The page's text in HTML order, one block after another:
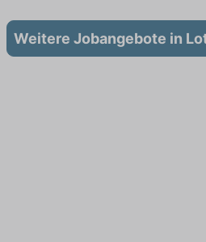
Weitere Jobangebote in